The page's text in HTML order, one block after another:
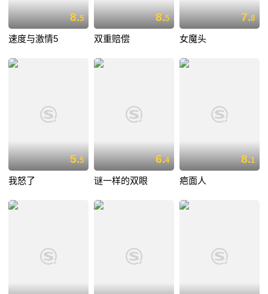
8.5
速度与激情5
8.5
双重赔偿
7.8
女魔头
5.5
我怒了
6.4
谜一样的双眼
8.1
疤面人